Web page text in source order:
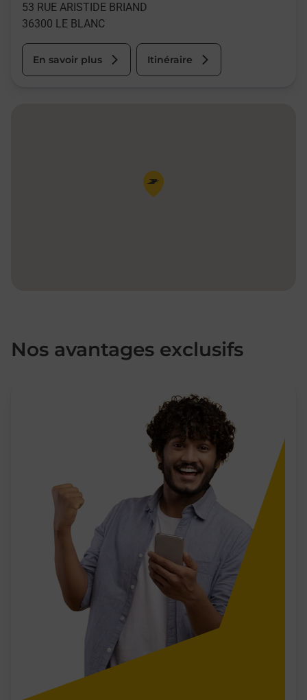
53 RUE ARISTIDE BRIAND
36300 LE BLANC
En savoir plus Itinéraire
Pin de la carte
Nos avantages exclusifs